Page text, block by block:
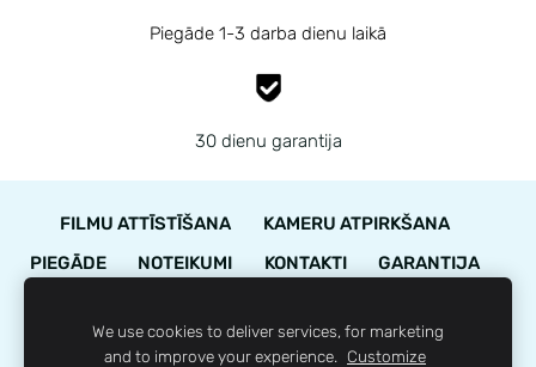
Piegāde 1-3 darba dienu laikā
30 dienu garantija
FILMU ATTĪSTĪŠANA
KAMERU ATPIRKŠANA
PIEGĀDE
NOTEIKUMI KONTAKTI
GARANTIJA
LOJALITĀTES PROGRAMMA
SĪKDATNES
We use cookies to deliver services, for marketing
and to improve your experience. Customize